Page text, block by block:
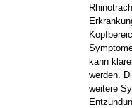
kann
werden.
weitere